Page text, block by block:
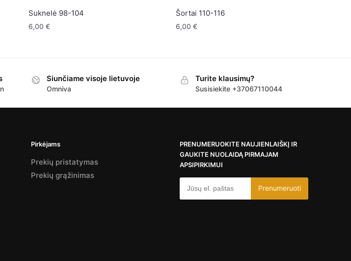
Suknelė 98-104
6,00 €
Šortai 110-116
6,00 €
Siunčiame visoje lietuvoje
Omniva
Turite klausimų?
Susisiekite +37067110044
Pirkėjams
Prekių pristatymas
Prekių grąžinimas
PRENUMERUOKITE NAUJIENLAIŠKĮ IR
GAUKITE NUOLAIDĄ PIRMAJAM
APSIPIRKIMUI